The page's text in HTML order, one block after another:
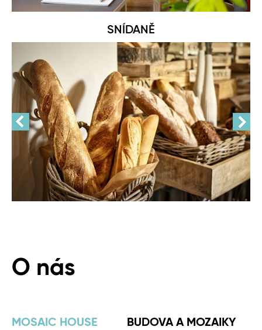
SNÍDANĚ
O nás
MOSAIC HOUSE
BUDOVA A MOZAIKY